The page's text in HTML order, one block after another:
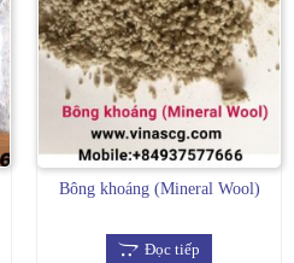
Bông khoáng (Mineral Wool)
Đọc tiếp